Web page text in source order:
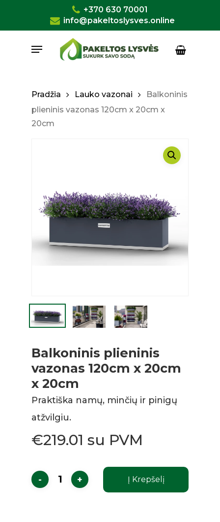
main
+370 630 70001
info@pakeltoslysves.online
Menu
Krepšelis
Cart
Pradžia Lauko vazonai
Balkoninis
plieninis vazonas 120cm x 20cm x
20cm
Balkoninis plieninis
vazonas 120cm x 20cm
x 20cm
Praktiška namų, minčių ir pinigų
atžvilgiu.
€219.01 su PVM
Į Krepšelį